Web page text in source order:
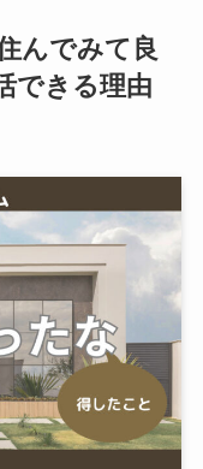
んでみて良
できる理由